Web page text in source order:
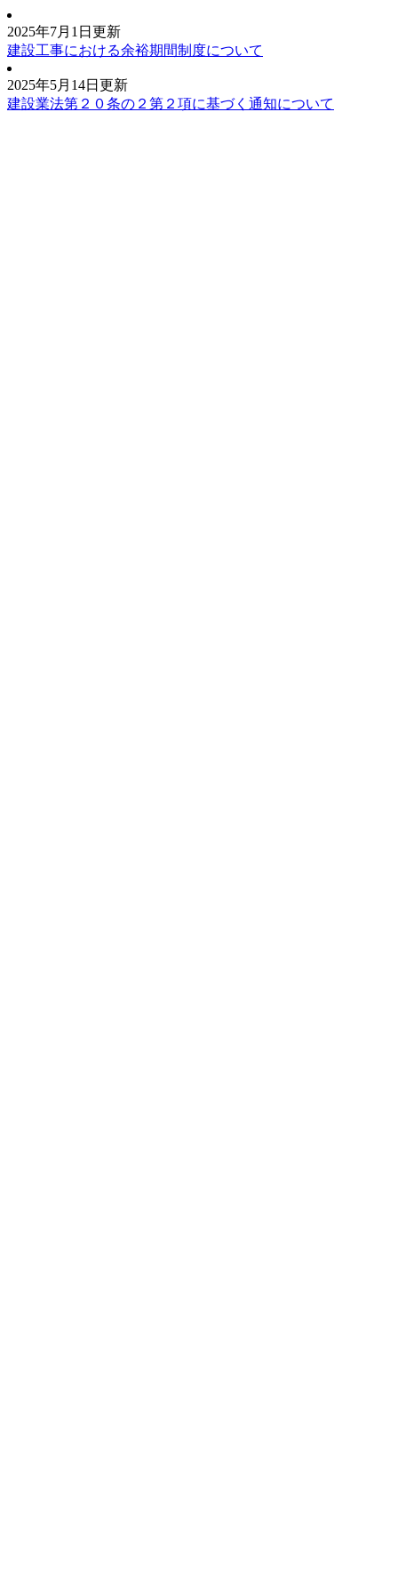
2025年7月1日更新
建設工事における余裕期間制度について
2025年5月14日更新
建設業法第２０条の２第２項に基づく通知について